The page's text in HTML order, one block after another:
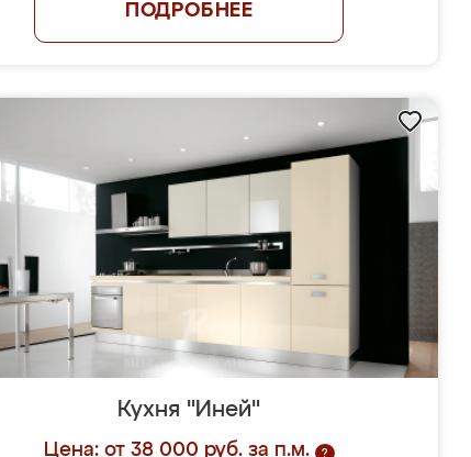
ПОДРОБНЕЕ
Кухня "Иней"
Цена: от 38 000 руб. за п.м. ?